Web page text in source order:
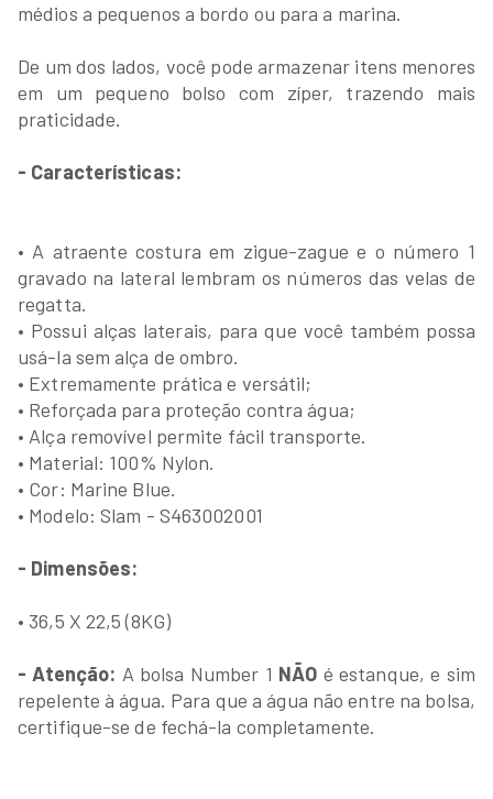
médios a pequenos a bordo ou para a marina.
De um dos lados, você pode armazenar itens menores
em um pequeno bolso com zíper, trazendo mais
praticidade.
- Características:
• A atraente costura em zigue-zague e o número 1
gravado na lateral lembram os números das velas de
regatta.
• Possui alças laterais, para que você também possa
usá-la sem alça de ombro.
• Extremamente prática e versátil;
• Reforçada para proteção contra água;
• Alça removível permite fácil transporte.
• Material: 100% Nylon.
• Cor: Marine Blue.
• Modelo: Slam - S463002001
- Dimensões:
• 36,5 X 22,5 (8KG)
- Atenção: A bolsa Number 1 NÃO é estanque, e sim
repelente à água. Para que a água não entre na bolsa,
certifique-se de fechá-la completamente.